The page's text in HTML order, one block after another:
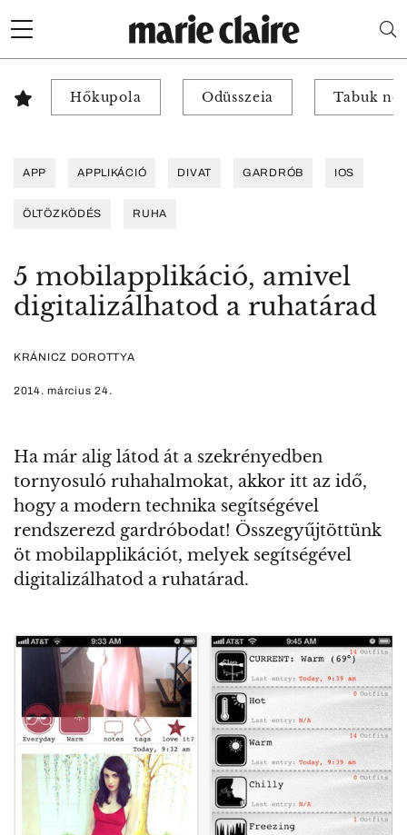
Hőkupola Odüsszeia Tabuk
APP APPLIKÁCIÓ DIVAT GARDRÓB IOS
ÖLTÖZKÖDÉS RUHA
5 mobilapplikáció, amivel
digitalizálhatod a ruhatárad
KRÁNICZ DOROTTYA
2014. március 24.
Ha már alig látod át a szekrényedben
tornyosuló ruhahalmokat, akkor itt az idő,
hogy a modern technika segítségével
rendszerezd gardróbodat! Összegyűjtöttünk
öt mobilapplikációt, melyek segítségével
digitalizálhatod a ruhatárad.